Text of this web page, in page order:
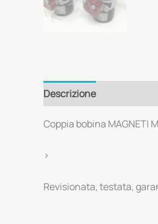
Descrizione
Coppia bobina MAGNETI
>
Revisionata, testata,